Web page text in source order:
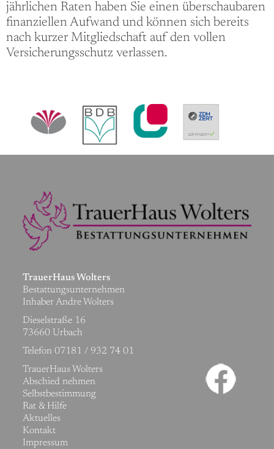
jährlichen Raten haben Sie einen überschaubaren
finanziellen Aufwand und können sich bereits
nach kurzer Mitgliedschaft auf den vollen
Versicherungsschutz verlassen.
TrauerHaus Wolters
Bestattungsunternehmen
Inhaber Andre Wolters
Dieselstraße 16
73660 Urbach
Telefon 07181 / 932 74 01
Navigation
überspringen
TrauerHaus Wolters
Abschied nehmen
Selbstbestimmung
Rat & Hilfe
Aktuelles
Kontakt
Impressum